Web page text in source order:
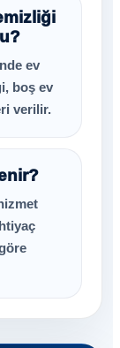
ev
boş ev
verilir.